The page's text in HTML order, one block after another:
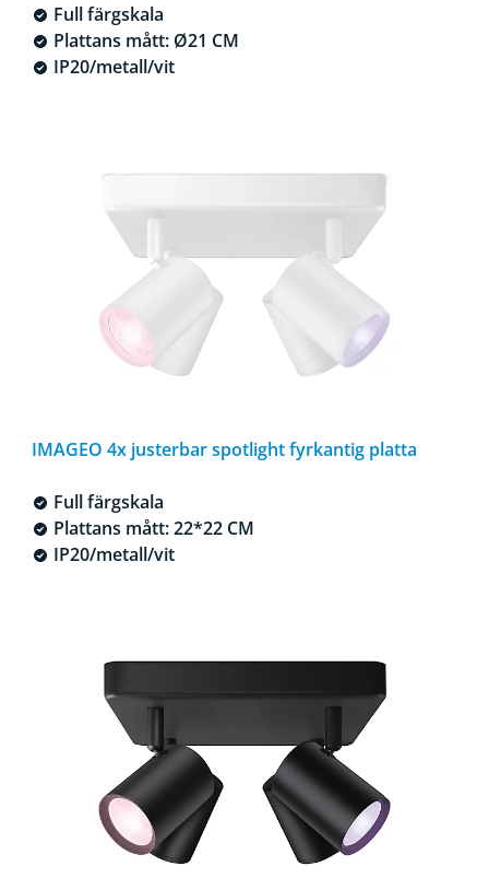
Full färgskala
Plattans mått: Ø21 CM
IP20/metall/vit
IMAGEO 4x justerbar spotlight fyrkantig platta
Full färgskala
Plattans mått: 22*22 CM
IP20/metall/vit